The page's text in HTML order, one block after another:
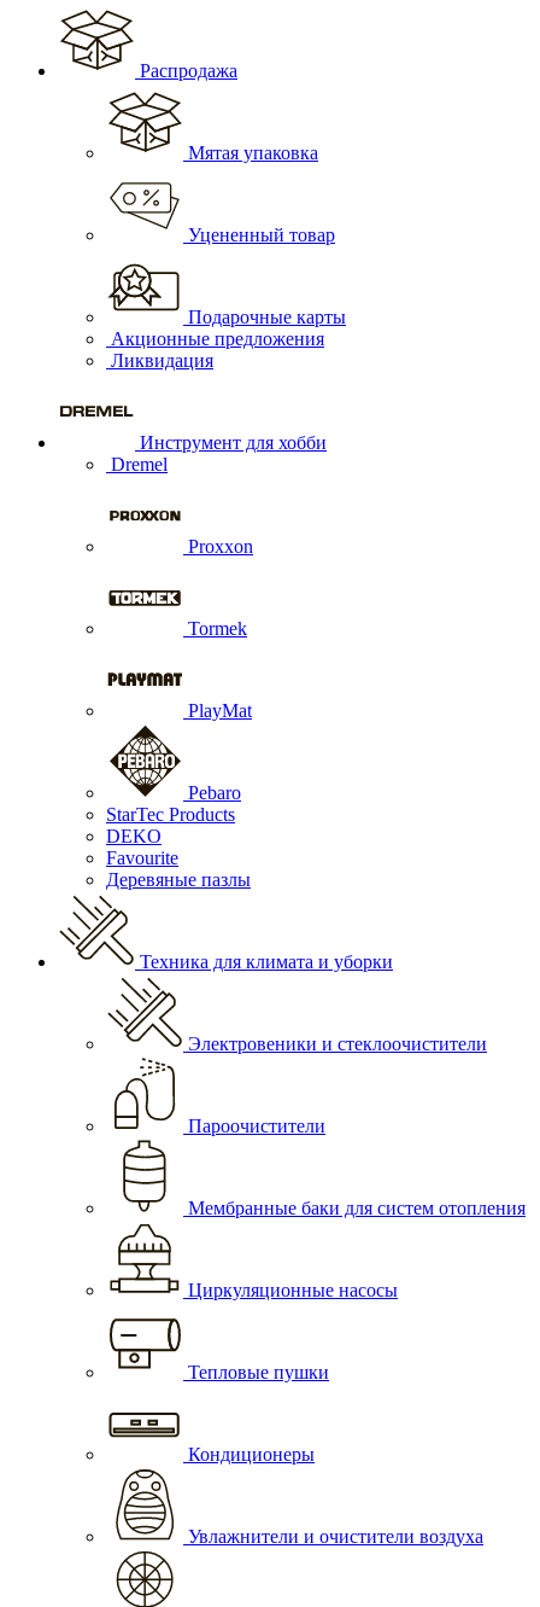
Распродажа
Мятая упаковка
Уцененный товар
Подарочные карты
Акционные предложения
Ликвидация
Инструмент для хобби
Dremel
Proxxon
Tormek
PlayMat
Pebaro
StarTec Products
DEKO
Favourite
Деревяные пазлы
Техника для климата и уборки
Электровеники и стеклоочистители
Пароочистители
Мембранные баки для систем отопления
Циркуляционные насосы
Тепловые пушки
Кондиционеры
Увлажнители и очистители воздуха